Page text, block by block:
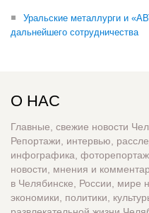
Уральские металлурги и
дальнейшего сотрудничества
О НАС
Главные, свежие новости
Репортажи, интервью,
инфографика,
новости, мнения и
в Челябинске, России, мире
экономики, политики,